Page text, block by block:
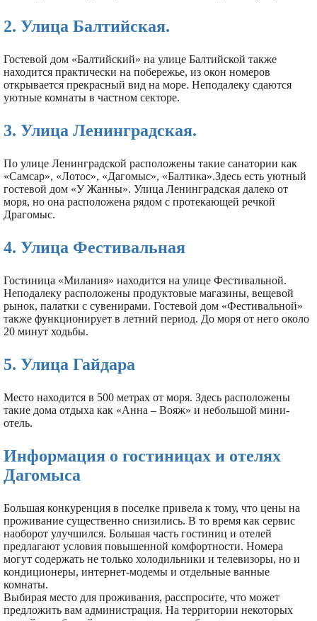
2. Улица Балтийская.
Гостевой дом «Балтийский» на улице Балтийской также
находится практически на побережье, из окон номеров
открывается прекрасный вид на море. Неподалеку сдаются
уютные комнаты в частном секторе.
3. Улица Ленинградская.
По улице Ленинградской расположены такие санатории как
«Самсар», «Лотос», «Дагомыс», «Балтика».Здесь есть уютный
гостевой дом «У Жанны». Улица Ленинградская далеко от
моря, но она расположена рядом с протекающей речкой
Драгомыс.
4. Улица Фестивальная
Гостиница «Милания» находится на улице Фестивальной.
Неподалеку расположены продуктовые магазины, вещевой
рынок, палатки с сувенирами. Гостевой дом «Фестивальной»
также функционирует в летний период. До моря от него около
20 минут ходьбы.
5. Улица Гайдара
Место находится в 500 метрах от моря. Здесь расположены
такие дома отдыха как «Анна – Вояж» и небольшой мини-
отель.
Информация о гостиницах и отелях
Дагомыса
Большая конкуренция в поселке привела к тому, что цены на
проживание существенно снизились. В то время как сервис
наоборот улучшился. Большая часть гостиниц и отелей
предлагают условия повышенной комфортности. Номера
могут содержать не только холодильники и телевизоры, но и
кондиционеры, интернет-модемы и отдельные ванные
комнаты.
Выбирая место для проживания, расспросите, что может
предложить вам администрация. На территории некоторых